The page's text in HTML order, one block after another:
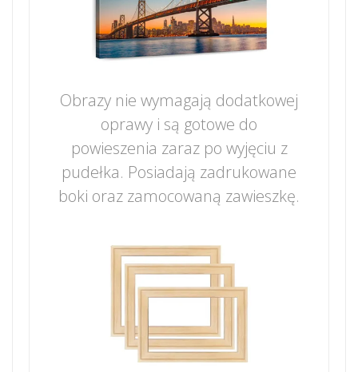
Obrazy nie wymagają dodatkowej
oprawy i są gotowe do
powieszenia zaraz po wyjęciu z
pudełka. Posiadają zadrukowane
boki oraz zamocowaną zawieszkę.